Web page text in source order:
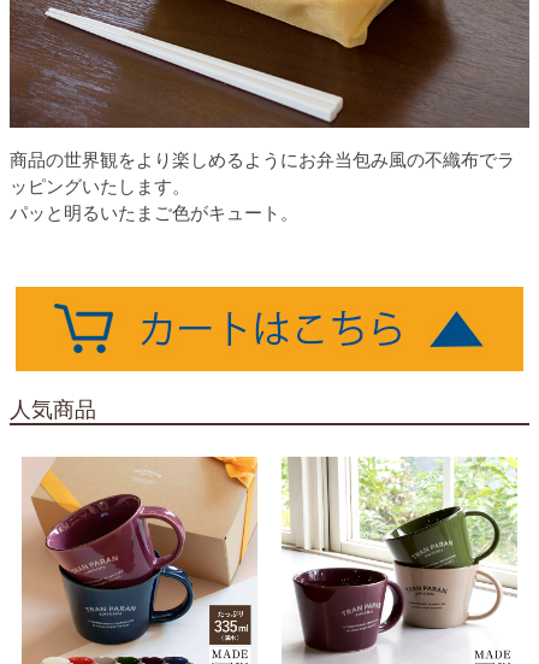
商品の世界観をより楽しめるようにお弁当包み風の不織布でラ
ッピングいたします。
パッと明るいたまご色がキュート。
人気商品